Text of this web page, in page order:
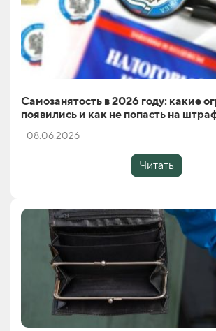
Самозанятость в 2026 году: какие
появились и как не попасть на
08.06.2026
Читать